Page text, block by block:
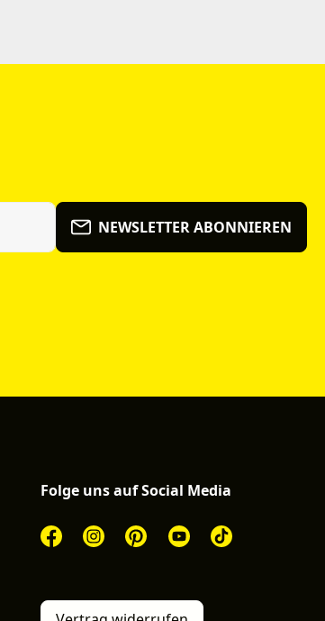
NEWSLETTER ABONNIEREN
Folge uns auf Social Media